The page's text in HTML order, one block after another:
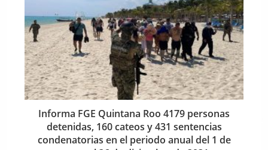
Informa FGE Quintana Roo 4179 personas
detenidas, 160 cateos y 431 sentencias
condenatorias en el periodo anual del 1 de